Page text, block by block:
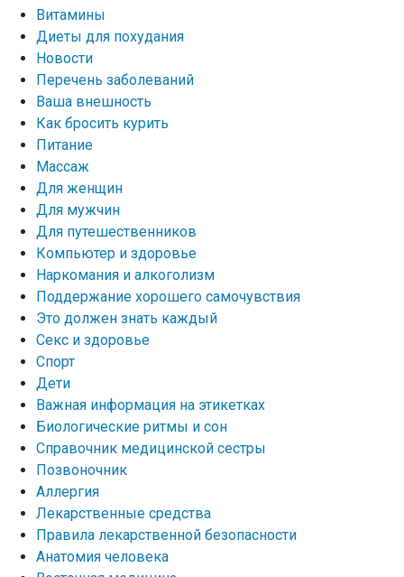
Витамины
Диеты для похудания
Новости
Перечень заболеваний
Ваша внешность
Как бросить курить
Питание
Массаж
Для женщин
Для мужчин
Для путешественников
Компьютер и здоровье
Наркомания и алкоголизм
Поддержание хорошего самочувствия
Это должен знать каждый
Секс и здоровье
Спорт
Дети
Важная информация на этикетках
Биологические ритмы и сон
Справочник медицинской сестры
Позвоночник
Аллергия
Лекарственные средства
Правила лекарственной безопасности
Aнатомия человека